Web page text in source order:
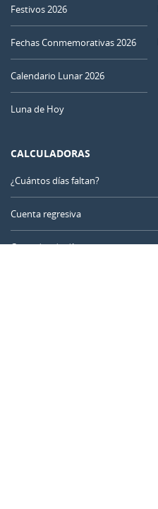
Festivos 2026
Fechas Conmemorativas 2026
Calendario Lunar 2026
Luna de Hoy
CALCULADORAS
¿Cuántos días faltan?
Cuenta regresiva
Contador de días